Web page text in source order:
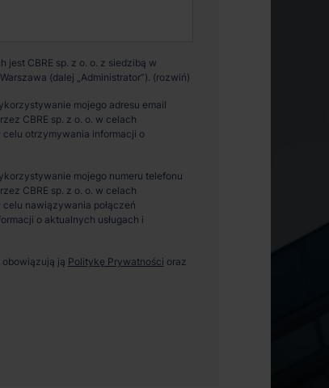
jest CBRE sp. z o. o. z siedzibą w
(dalej „Administrator”).
mojego adresu email
CBRE sp. z o. o. w celach
otrzymywania informacji o
mojego numeru telefonu
CBRE sp. z o. o. w celach
nawiązywania połączeń
o aktualnych usługach i
obowiązują ją Politykę Prywatności oraz